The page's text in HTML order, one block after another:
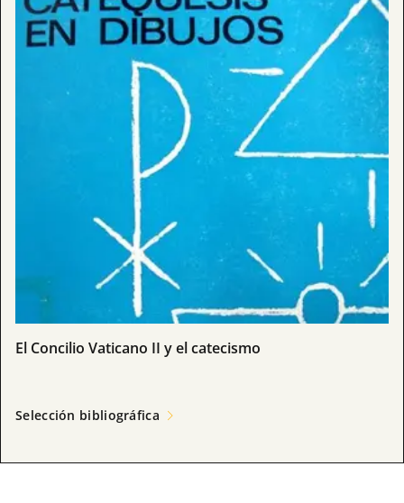
El Concilio Vaticano II y el catecismo
Selección bibliográfica